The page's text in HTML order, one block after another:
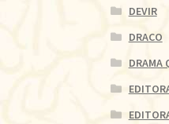
DEVIR
DRACO
DRAMA